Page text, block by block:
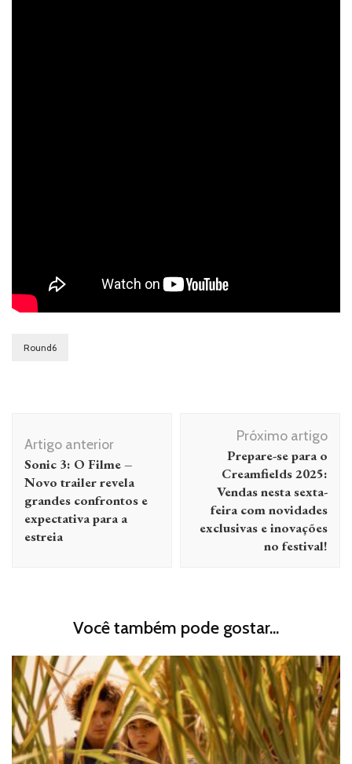
Round6
de
post
Artigo anterior
Sonic 3: O Filme –
Novo trailer revela
grandes confrontos e
expectativa para a
estreia
Próximo artigo
Prepare-se para o
Creamfields 2025:
Vendas nesta sexta-
feira com novidades
exclusivas e inovações
no festival!
Você também pode gostar...